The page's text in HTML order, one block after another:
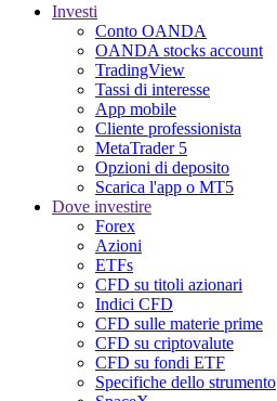
Investi
Conto OANDA
OANDA stocks account
TradingView
Tassi di interesse
App mobile
Cliente professionista
MetaTrader 5
Opzioni di deposito
Scarica l'app o MT5
Dove investire
Forex
Azioni
ETFs
CFD su titoli azionari
Indici CFD
CFD sulle materie prime
CFD su criptovalute
CFD su fondi ETF
Specifiche dello strumento